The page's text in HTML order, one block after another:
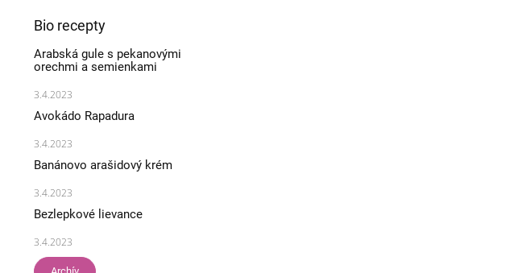
Bio recepty
Arabská gule s pekanovými
orechmi a semienkami
3.4.2023
Avokádo Rapadura
3.4.2023
Banánovo arašidový krém
3.4.2023
Bezlepkové lievance
3.4.2023